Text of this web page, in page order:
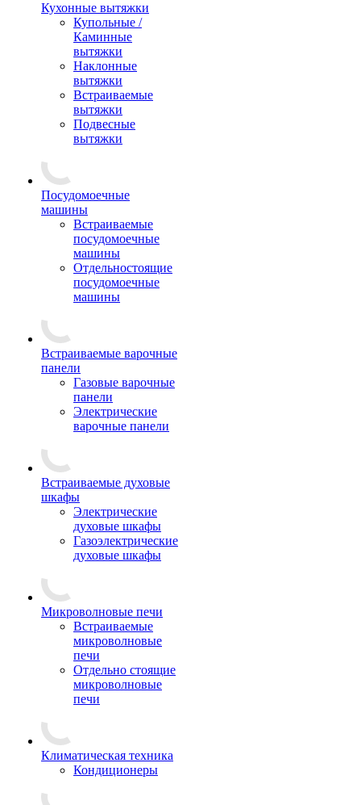
Кухонные вытяжки
Купольные /
Каминные
вытяжки
Наклонные
вытяжки
Встраиваемые
вытяжки
Подвесные
вытяжки
Посудомоечные
машины
Встраиваемые
посудомоечные
машины
Отдельностоящие
посудомоечные
машины
Встраиваемые варочные
панели
Газовые варочные
панели
Электрические
варочные панели
Встраиваемые духовые
шкафы
Электрические
духовые шкафы
Газоэлектрические
духовые шкафы
Микроволновые печи
Встраиваемые
микроволновые
печи
Отдельно стоящие
микроволновые
печи
Климатическая техника
Кондиционеры